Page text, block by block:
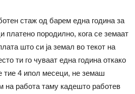
стаж од барем една година за
породилно, кога се земаат
што си ја земал во текот на
ти го чуваат една година откако
тие 4 ипол месеци, не земаш
на работа таму кадешто работев